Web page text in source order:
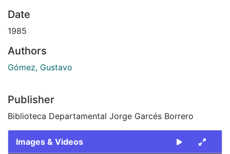
Date
1985
Authors
Gómez, Gustavo
Publisher
Biblioteca Departamental Jorge Garcés Borrero
Images & Videos